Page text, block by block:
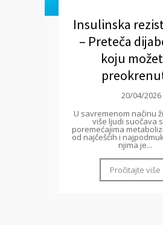
Insulinska
– Preteča
koju
20/04/2026
U savremenom načinu
više ljudi suočava
poremećajima
od najčešćih i
njima je...
Pročitajte više